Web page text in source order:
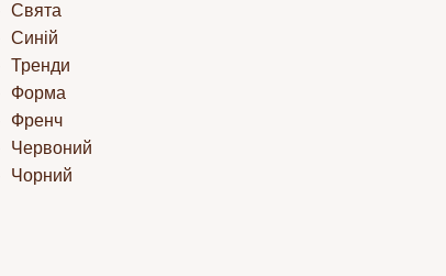
Свята
Синій
Тренди
Форма
Френч
Червоний
Чорний